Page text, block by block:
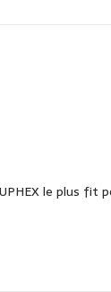
le plus fit